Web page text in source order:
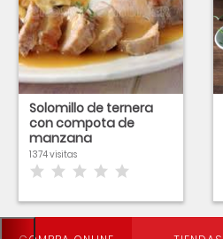
Solomillo de ternera
con compota de
manzana
1374 visitas